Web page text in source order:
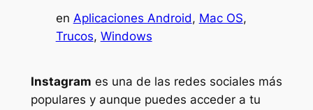
en Aplicaciones Android, Mac OS
Trucos, Windows
Instagram es una de las redes sociales más
populares y aunque puedes acceder a tu